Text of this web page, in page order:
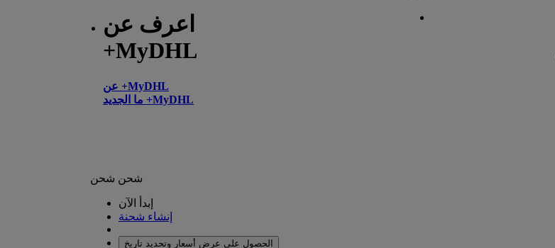
اعرف عن
+MyDHL
عن +MyDHL
ما الجديد +MyDHL
شحن شحن
إبدأ الآن
إنشاء شحنة
الحصول على عرض أسعار وتحديد تاريخ